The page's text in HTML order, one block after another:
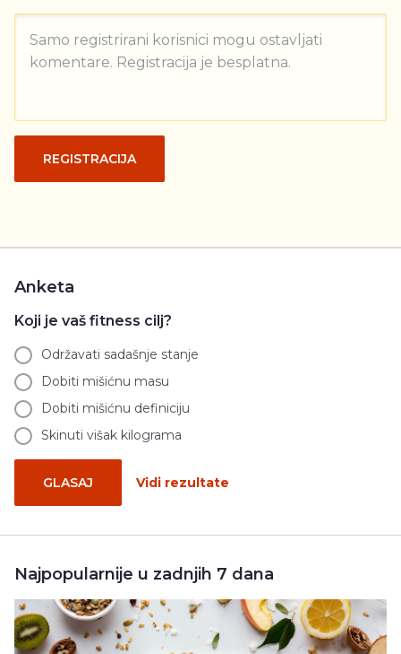
Samo registrirani korisnici mogu ostavljati
komentare. Registracija je besplatna.
REGISTRACIJA
Anketa
Koji je vaš fitness cilj?
Održavati sadašnje stanje
Dobiti mišićnu masu
Dobiti mišićnu definiciju
Skinuti višak kilograma
GLASAJ Vidi rezultate
Najpopularnije u zadnjih 7 dana